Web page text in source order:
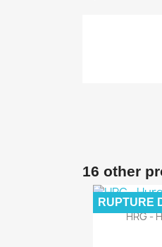
16 other

HRG -
RUPTURE